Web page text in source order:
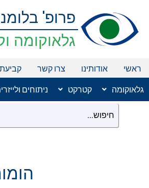
לתוכן
פרופ'
גלאוקומה
ראשי אודותינו צרו קשר
גלאוקומה קטרקט ניתוחים